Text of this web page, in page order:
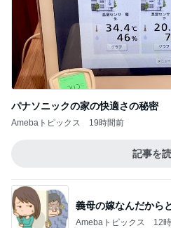
パナソニックの家の快適さの秘密
Amebaトピックス 19時間前
記事を
義母の嫁なんだから
Amebaトピックス 12